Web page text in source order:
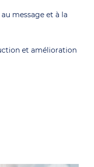
message et à la
et amélioration